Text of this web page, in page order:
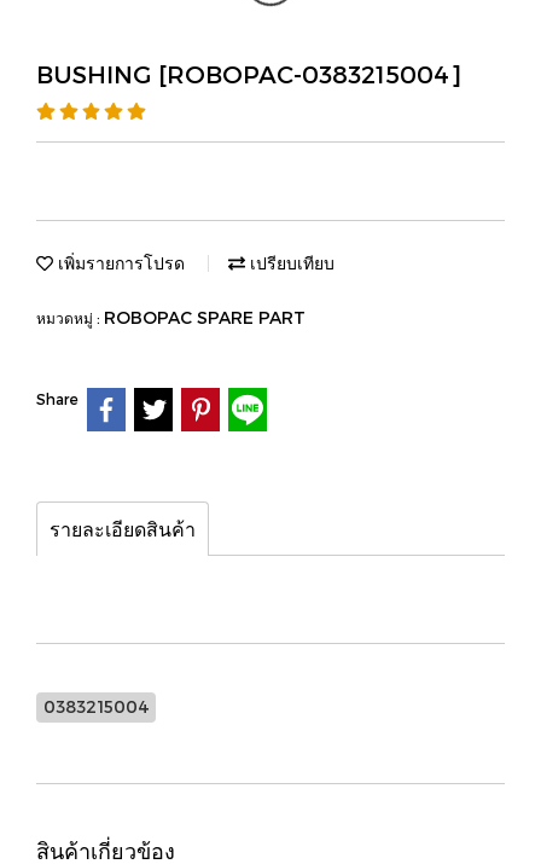
BUSHING [ROBOPAC-0383215004]
เพิ่มรายการโปรด เปรียบเทียบ
หมวดหมู่ : ROBOPAC SPARE PART
Share
รายละเอียดสินค้า
0383215004
สินค้าเกี่ยวข้อง